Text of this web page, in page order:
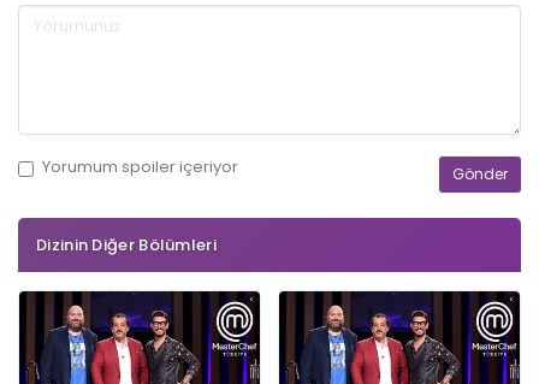
Yorumum spoileriçeriyor
Dizinin Diğer Bölümleri